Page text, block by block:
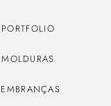
PORTFOLIO
MOLDURAS